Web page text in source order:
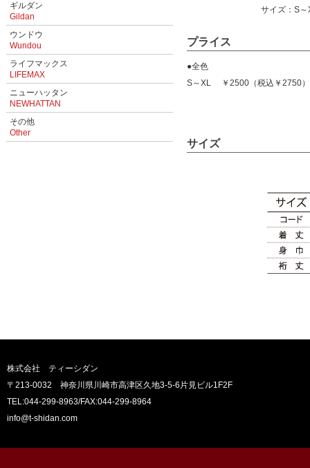
ギルダン
Gildan
ウンドウ
Wundou
ライフマックス
LIFEMAX
ニューハッタン
NEWHATTAN
その他
Other
サイズ：S
プライス
●全色
S～XL ￥2500（税込￥2750）
サイズ
株式会社 ティーシダン
〒213-0032 神奈川県川崎市高津区久地3-5-6片見ビル1F2F
TEL:044-299-8963/FAX:044-299-8964
info@t-shidan.com